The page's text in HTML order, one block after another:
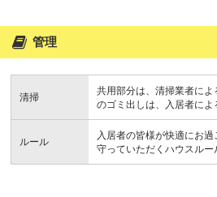
管理
清掃
共用部分は、清掃業者に
のゴミ出しは、入居者によ
ルール
入居者の皆様が快適にお
守っていただくハウスルー